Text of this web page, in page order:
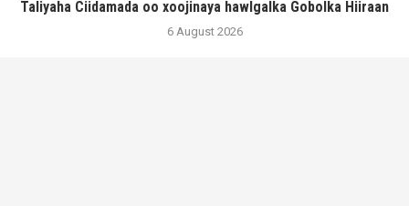
Taliyaha Ciidamada oo xoojinaya hawlgalka Gobolka Hiiraan
6 August 2026